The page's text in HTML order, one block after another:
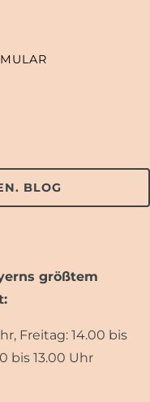
BLOG
größtem
Freitag: 14.00 bis
bis 13.00 Uhr